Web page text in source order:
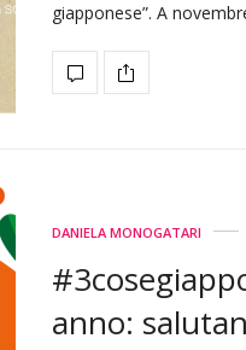
giapponese”. A
DANIELA MONOGATARI
anno: